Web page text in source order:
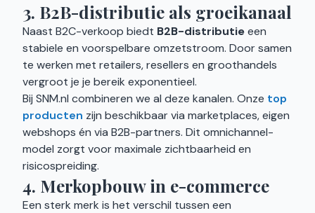
3. B2B-distributie als groeikanaal
Naast B2C-verkoop biedt B2B-distributieeen
stabiele en voorspelbare omzetstroom. Door samen
te werken met retailers, resellers en groothandels
vergroot je je bereik exponentieel.
Bij SNM.nl combineren we al deze kanalen. Onze top
producten zijn beschikbaar via marketplaces, eigen
webshops én via B2B-partners. Dit omnichannel-
model zorgt voor maximale zichtbaarheid en
risicospreiding.
4. Merkopbouw in e-commerce
Een sterk merk is het verschil tussen een